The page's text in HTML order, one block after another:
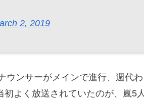
2, 2019
ンサーがメインで進行、週代
よく放送されていたのが、嵐5